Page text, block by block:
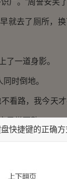
。”周誉安笑了
去了厕所，换
一道身影。
时倒地。
路，我今天才
异常耳熟。
，眼珠子差点
快捷键的正确方